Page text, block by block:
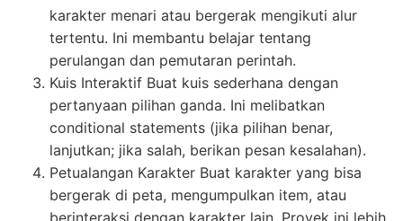
karakter menari atau bergerak mengikuti alur
tertentu. Ini membantu belajar tentang
perulangan dan pemutaran perintah.
Kuis Interaktif Buat kuis sederhana dengan
pertanyaan pilihan ganda. Ini melibatkan
conditional statements (jika pilihan benar,
lanjutkan; jika salah, berikan pesan kesalahan).
Petualangan Karakter Buat karakter yang bisa
bergerak di peta, mengumpulkan item, atau
berinteraksi dengan karakter lain. Proyek ini lebih